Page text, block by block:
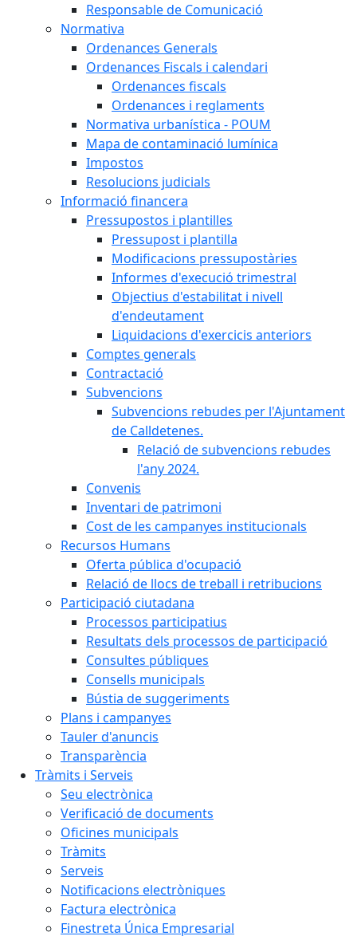
Responsable de Comunicació
Normativa
Ordenances Generals
Ordenances Fiscals i calendari
Ordenances fiscals
Ordenances i reglaments
Normativa urbanística - POUM
Mapa de contaminació lumínica
Impostos
Resolucions judicials
Informació financera
Pressupostos i plantilles
Pressupost i plantilla
Modificacions pressupostàries
Informes d'execució trimestral
Objectius d'estabilitat i nivell
d'endeutament
Liquidacions d'exercicis anteriors
Comptes generals
Contractació
Subvencions
Subvencions rebudes per l'Ajuntament
de Calldetenes.
Relació de subvencions rebudes
l'any 2024.
Convenis
Inventari de patrimoni
Cost de les campanyes institucionals
Recursos Humans
Oferta pública d'ocupació
Relació de llocs de treball i retribucions
Participació ciutadana
Processos participatius
Resultats dels processos de participació
Consultes públiques
Consells municipals
Bústia de suggeriments
Plans i campanyes
Tauler d'anuncis
Transparència
Tràmits i Serveis
Seu electrònica
Verificació de documents
Oficines municipals
Tràmits
Serveis
Notificacions electròniques
Factura electrònica
Finestreta Única Empresarial